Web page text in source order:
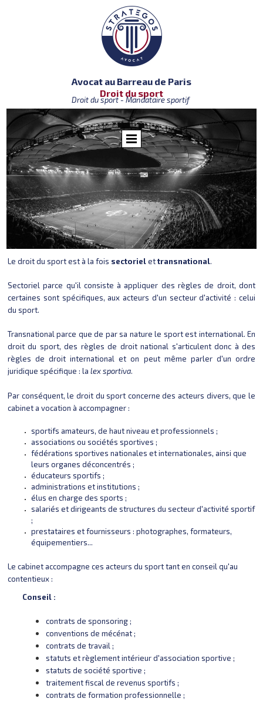
Avocat au Barreau de Paris
Droit du sport - Mandataire sportif
Droit du sport
Le droit du sport est à la fois sectorielettransnational.
Sectoriel parce qu'il consiste à appliquer des règles de droit, dont
certaines sont spécifiques, aux acteurs d'un secteur d'activité : celui
du sport.
Transnational parce que de par sa nature le sport est international. En
droit du sport, des règles de droit national s'articulent donc à des
règles de droit international et on peut même parler d'un ordre
juridique spécifique : la lex sportiva.
Par conséquent, le droit du sport concerne des acteurs divers, que le
cabinet a vocation à accompagner :
sportifs amateurs, de haut niveau et professionnels ;
associations ou sociétés sportives ;
fédérations sportives nationales et internationales, ainsi que
leurs organes déconcentrés ;
éducateurs sportifs ;
administrations et institutions ;
élus en charge des sports ;
salariés et dirigeants de structures du secteur d'activité sportif
;
prestataires et fournisseurs : photographes, formateurs,
équipementiers...
Le cabinet accompagne ces acteurs du sport tant en conseil qu'au
contentieux :
Conseil :
contrats de sponsoring ;
conventions de mécénat ;
contrats de travail ;
statuts et règlement intérieur d'association sportive ;
statuts de société sportive ;
traitement fiscal de revenus sportifs ;
contrats de formation professionnelle ;